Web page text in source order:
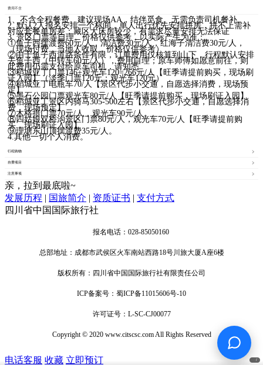
/
费用不含
1、不含全程餐费。建议现场AA，结伴觅食。无需负责司机餐补
2. 默认2人报名安排一个标间，单人出行优先安排拼房，拼不上需补
对应套餐单房差；藏区大床房较少，有需求尽量安排无法保证
3. 景区门票等自理。价格仅供参考，以实际产生为准：
①鱼子西摆渡费60元/人，清洁费30元/人 ​，红海子清洁费30元/人，
（现场付费，当地人收取，价格仅供参考）
②由于鱼子西道路条件有限，订单费用仅核算到山下，行程默认安排
去鱼子西（中转车60元/人），费用自理；原车师傅如愿意前往，则
此费用仍需支付给原车司机，请知悉
③稻城亚丁门票146+观光车120=266元/人【旺季请提前购买，现场刷
证入园】（淡季门票120元；观光车120元）
④稻城亚丁电瓶车70/人【景区代步小交通，自愿选择消费，现场预
定】
⑤墨石公园门票观光车80元/人【旺季请提前购买，现场刷证入园】
⑥稻城亚丁景区内骑马305-500左右【景区代步小交通，自愿选择消
费，现场预定】
⑦木格措门票70元/人，观光车90元/人。
⑧四姑娘双桥沟景区门票80元/人，观光车70元/人【旺季请提前购
买，现场刷证入园】
⑨理塘东山顶摆渡费35元/人。
4.其他一切个人消费。
行程购物
自费项目
注意事项
亲，拉到最底啦~
发展历程 | 国旅简介 | 资质证书 | 支付方式
四川省中国国际旅行社
报名电话：028-85050160
总部地址：成都市武侯区火车南站西路18号川旅大厦A座6楼
版权所有：四川省中国国际旅行社有限责任公司
ICP备案号：蜀ICP备11015606号-10
许可证号：L-SC-CJ00077
Copyright © 2020 www.citscsc.com All Rights Reserved
电话客服 收藏 立即预订